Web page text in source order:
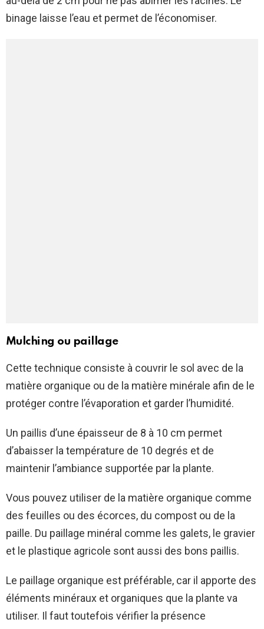
binage laisse l’eau et permet de l’économiser.
Mulching ou paillage
Cette technique consiste à couvrir le sol avec de la
matière organique ou de la matière minérale afin de le
protéger contre l’évaporation et garder l’humidité.
Un paillis d’une épaisseur de 8 à 10 cm permet
d’abaisser la température de 10 degrés et de
maintenir l’ambiance supportée par la plante.
Vous pouvez utiliser de la matière organique comme
des feuilles ou des écorces, du compost ou de la
paille. Du paillage minéral comme les galets, le gravier
et le plastique agricole sont aussi des bons paillis.
Le paillage organique est préférable, car il apporte des
éléments minéraux et organiques que la plante va
utiliser. Il faut toutefois vérifier la présence